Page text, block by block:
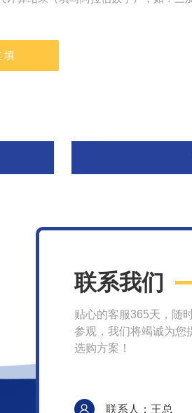
联系我们
贴心的客服365天，随
参观，我们将竭诚为您
选购方案！
联系人：王总